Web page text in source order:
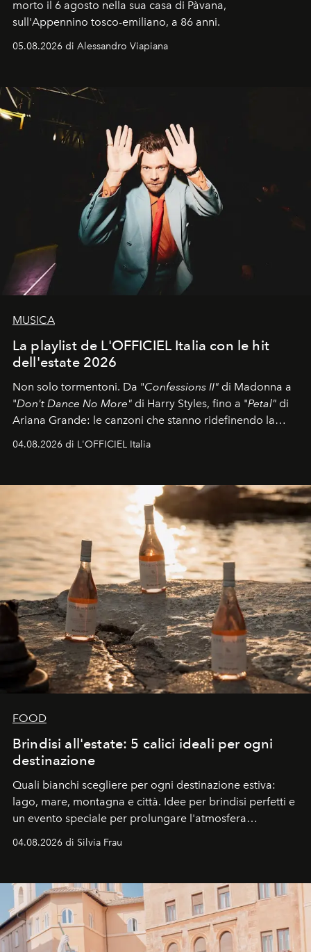
morto il 6 agosto nella sua casa di Pàvana,
sull'Appennino tosco-emiliano, a 86 anni.
05.08.2026 di Alessandro Viapiana
MUSICA
La playlist de L'OFFICIEL Italia con le hit
dell'estate 2026
Non solo tormentoni. Da "Confessions II" di Madonna a
"Don't Dance No More" di Harry Styles, fino a "Petal" di
Ariana Grande: le canzoni che stanno ridefinendo la
colonna sonora della stagione.
04.08.2026 di L'OFFICIEL Italia
FOOD
Brindisi all'estate: 5 calici ideali per ogni
destinazione
Quali bianchi scegliere per ogni destinazione estiva:
lago, mare, montagna e città. Idee per brindisi perfetti e
un evento speciale per prolungare l'atmosfera
04.08.2026 di Silvia Frau